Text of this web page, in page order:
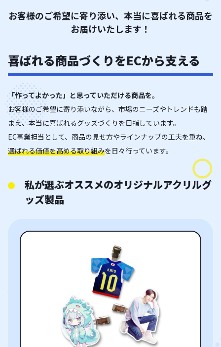
お客様のご希望に寄り添い、本当に喜ばれる商品を
お届けいたします！
喜ばれる商品づくりをECから支える
「作ってよかった」と思っていただける商品を。
お客様のご希望に寄り添いながら、市場のニーズやトレンドも踏
まえ、本当に喜ばれるグッズづくりを目指しています。
EC事業担当として、商品の見せ方やラインナップの工夫を重ね、
選ばれる価値を高める取り組みを日々行っています。
私が選ぶオススメのオリジナルアクリルグ
ッズ製品